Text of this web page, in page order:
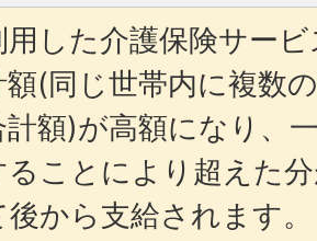
用した介護保険サー
(同じ世帯内に複数
計額)が高額になり、
ることにより超えた
から支給されます。